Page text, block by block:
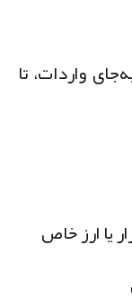
واردات، تا
ارز خاص